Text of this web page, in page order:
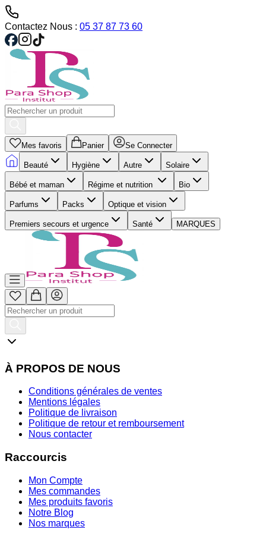
Contactez Nous : 05 37 87 73 60
Mes favoris Panier Se Connecter
Beauté Hygiène Autre Solaire
Bébé et maman Régime et nutrition Bio
Parfums Packs Optique et vision
Premiers secours et urgence Santé MARQUES
À PROPOS DE NOUS
Conditions générales de ventes
Mentions légales
Politique de livraison
Politique de retour et remboursement
Nous contacter
Raccourcis
Mon Compte
Mes commandes
Mes produits favoris
Notre Blog
Nos marques